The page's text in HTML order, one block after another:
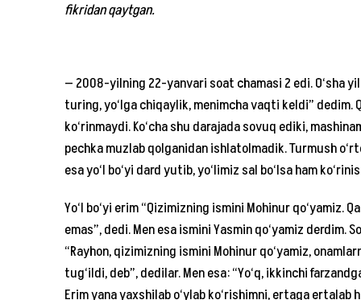
fikridan qaytgan.
— 2008-yilning 22-yanvari soat chamasi 2 edi. O‘sha
turing, yo‘lga chiqaylik, menimcha vaqti keldi” dedim.
ko‘rinmaydi. Ko‘cha shu darajada sovuq ediki,
pechka muzlab qolganidan ishlatolmadik. Turmush
esa yo‘l bo‘yi dard yutib, yo‘limiz sal bo‘lsa ham
Yo‘l bo‘yi erim “Qizimizning ismini Mohinur qo‘yamiz.
emas”, dedi. Men esa ismini Yasmin qo‘yamiz derdim.
“Rayhon, qizimizning ismini Mohinur qo‘yamiz,
tug‘ildi, deb”, dedilar. Men esa: “Yo‘q, ikkinchi
Erim yana yaxshilab o‘ylab ko‘rishimni, ertaga